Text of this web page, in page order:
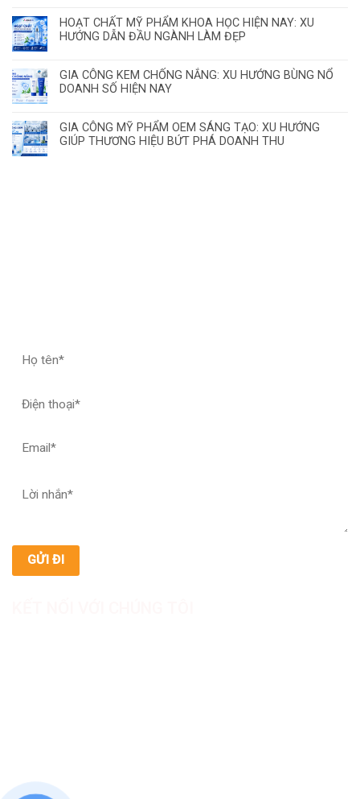
HOẠT CHẤT MỸ PHẨM KHOA HỌC HIỆN NAY: XU
HƯỚNG DẪN ĐẦU NGÀNH LÀM ĐẸP
GIA CÔNG KEM CHỐNG NẮNG: XU HƯỚNG BÙNG NỔ
DOANH SỐ HIỆN NAY
GIA CÔNG MỸ PHẨM OEM SÁNG TẠO: XU HƯỚNG
GIÚP THƯƠNG HIỆU BỨT PHÁ DOANH THU